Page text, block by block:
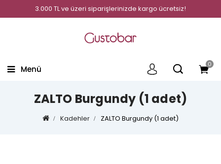
3.000 TL ve üzeri siparişlerinizde kargo ücretsiz!
0
Menü
ZALTO Burgundy (1 adet)
Kadehler ZALTO Burgundy (1 adet)